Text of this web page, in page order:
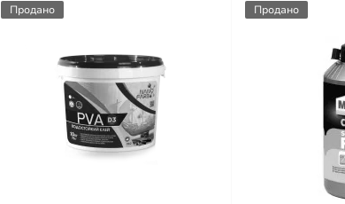
Продано Продано